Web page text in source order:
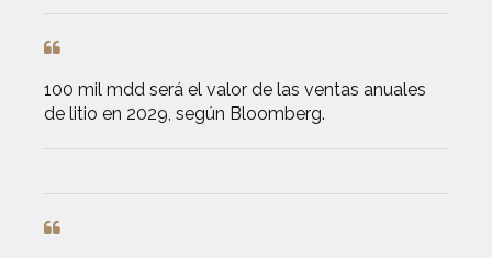
100 mil mdd será el valor de las ventas anuales
de litio en 2029, según Bloomberg.